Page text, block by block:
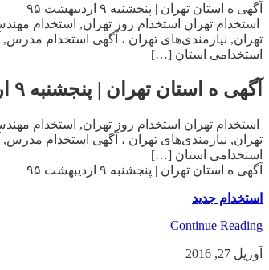
آگهی ه استان تهران | پنجشنبه ۹ اردیبهشت ۹۵
استخدام تهران استخدام روز تهران, استخدام
تهران, نیازمندی‌های تهران ، آگهی استخدام
استخدامی استان […]
آگهی ه استان تهران | پنجشنبه ۹ اردیبهشت ۹۵
استخدام تهران استخدام روز تهران, استخدام
تهران, نیازمندی‌های تهران ، آگهی استخدام
استخدامی استان […]
آگهی ه استان تهران | پنجشنبه ۹ اردیبهشت ۹۵
استخدام جدید
Continue Reading
آوریل 27, 2016